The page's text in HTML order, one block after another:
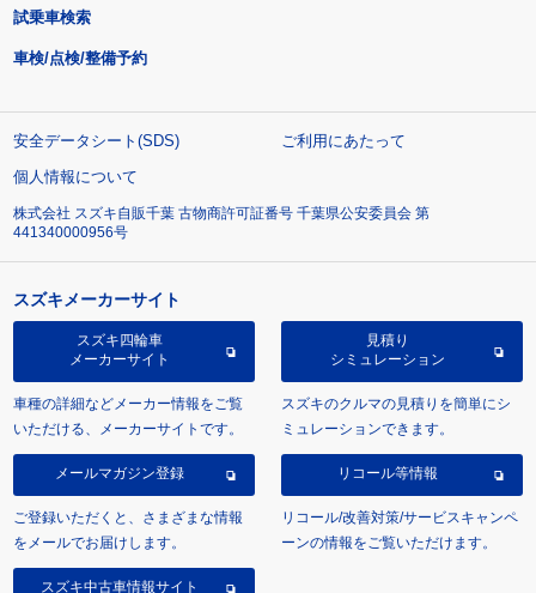
試乗車検索
車検/点検/整備予約
安全データシート(SDS)
ご利用にあたって
個人情報について
株式会社 スズキ自販千葉 古物商許可証番号 千葉県公安委員会 第
441340000956号
スズキメーカーサイト
スズキ四輪車
メーカーサイト
車種の詳細などメーカー情報をご覧
いただける、メーカーサイトです。
見積り
シミュレーション
スズキのクルマの見積りを簡単にシ
ミュレーションできます。
メールマガジン登録
ご登録いただくと、さまざまな情報
をメールでお届けします。
リコール等情報
リコール/改善対策/サービスキャンペ
ーンの情報をご覧いただけます。
スズキ中古車情報サイト